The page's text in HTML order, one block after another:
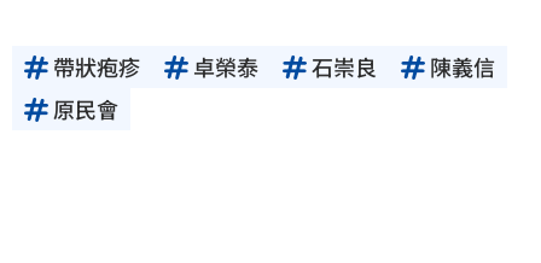
帶狀疱疹 卓榮泰 石崇良
陳義信
原民會